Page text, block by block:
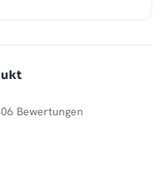
Bewertungen